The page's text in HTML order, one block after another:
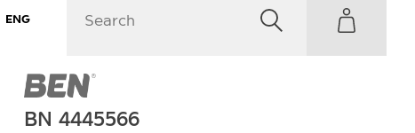
ENG
BN 4445566